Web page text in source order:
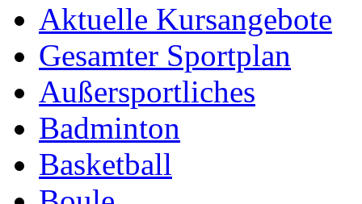
Aktuelle Kursangebote
Gesamter Sportplan
Außersportliches
Badminton
Basketball